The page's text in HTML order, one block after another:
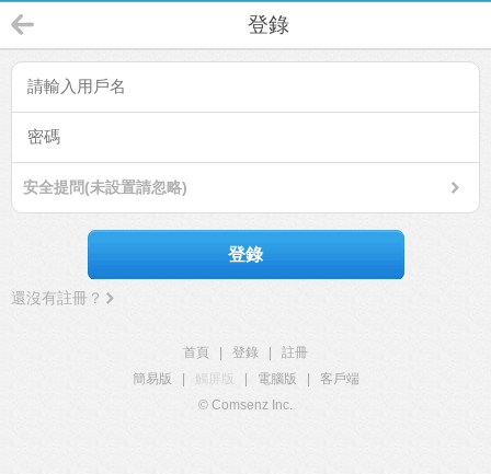
登錄
安全提問(未設置請忽略)
登錄
還沒有註冊？
首頁 登錄
註冊
簡易版
觸屏版 電腦版
客戶端
© Comsenz Inc.